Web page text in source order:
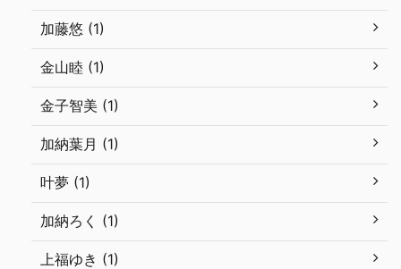
加藤悠 (1)
金山睦 (1)
金子智美 (1)
加納葉月 (1)
叶夢 (1)
加納ろく (1)
上福ゆき (1)